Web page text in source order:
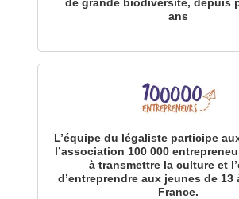
ans
L’équipe du légaliste participe
l’association 100 000
à transmettre la culture et
d’entreprendre aux jeunes de 13
France.